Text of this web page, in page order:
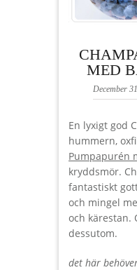
MED
December
En lyxigt god
hummern,
Pumpapurén
kryddsmör.
fantastiskt
och mingel
och kärestan.
dessutom.
det här